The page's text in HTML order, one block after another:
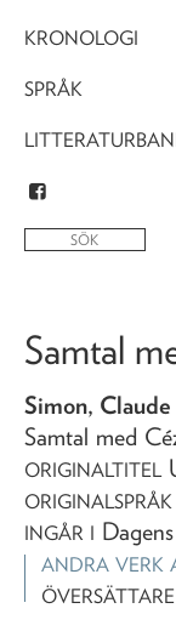
KRONOLOGI
SPRÅK
Samtal
Simon, Claude
Samtal med
ORIGINALTITEL
ORIGINALSPRÅK
INGÅR I
ANDRA VERK
ÖVERSÄTTARE